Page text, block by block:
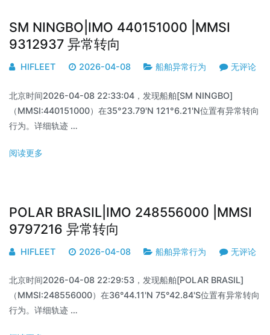
SM NINGBO|IMO 440151000 |MMSI
9312937 异常转向
HIFLEET 2026-04-08 船舶异常行为 无评论
北京时间2026-04-08 22:33:04，发现船舶[SM NINGBO]
（MMSI:440151000）在35°23.79'N 121°6.21'N位置有异常转向
行为。详细轨迹 …
阅读更多
POLAR BRASIL|IMO 248556000 |MMSI
9797216 异常转向
HIFLEET 2026-04-08 船舶异常行为 无评论
北京时间2026-04-08 22:29:53，发现船舶[POLAR BRASIL]
（MMSI:248556000）在36°44.11'N 75°42.84'S位置有异常转向
行为。详细轨迹 …